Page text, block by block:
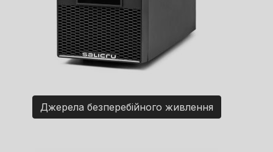
Джерела безперебійного живлення